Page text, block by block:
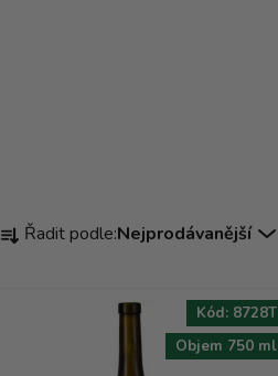
Ř
a Řadit podle:Nejprodávanější
Objem 750 ml
Kód: 8728T